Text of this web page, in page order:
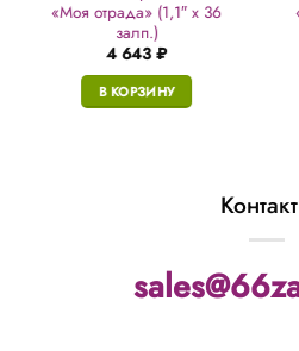
«Моя отрада» (1,1″ х 36
залп.)
4 643₽
В КОРЗИНУ